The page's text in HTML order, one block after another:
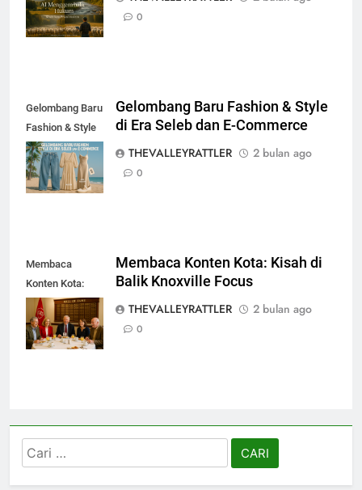
Modern
0
Gelombang Baru
Fashion & Style
di Era Seleb dan
E-Commerce
Gelombang Baru Fashion & Style
di Era Seleb dan E-Commerce
THEVALLEYRATTLER
2 bulan ago
0
Membaca
Konten Kota:
Kisah di Balik
Knoxville Focus
Membaca Konten Kota: Kisah di
Balik Knoxville Focus
THEVALLEYRATTLER
2 bulan ago
0
Cari
untuk: